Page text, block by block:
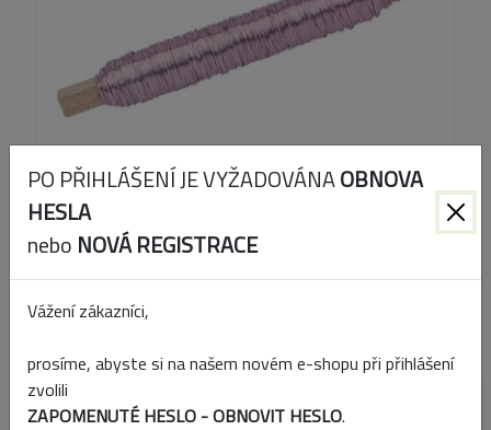
Přidat k porovnání
PO PŘIHLÁŠENÍ JE VYŽADOVÁNAOBNOVA
HESLA
nebo NOVÁ REGISTRACE
Vážení zákazníci,
prosíme, abyste si na našem novém e-shopu při přihlášení
zvolili
ZAPOMENUTÉ HESLO - OBNOVIT HESLO.